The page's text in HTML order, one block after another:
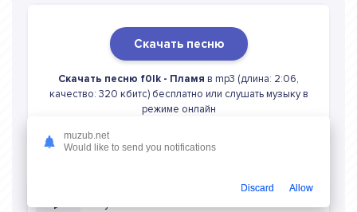
Скачать песню
Скачать песню f0lk - Пламя в mp3 (длина: 2:06,
качество: 320 кбитс) бесплатно или слушать музыку в
режиме онлайн
muzub.net
Would like to send you notifications
Discard Allow